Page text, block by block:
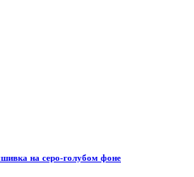
на серо-голубом фоне